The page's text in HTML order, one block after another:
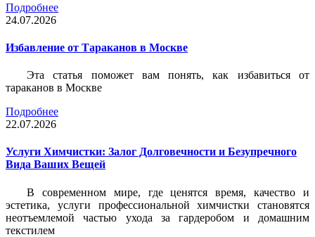
Подробнее
24.07.2026
Избавление от Тараканов в Москве
Эта статья поможет вам понять, как избавиться от
тараканов в Москве
Подробнее
22.07.2026
Услуги Химчистки: Залог Долговечности и Безупречного
Вида Ваших Вещей
В современном мире, где ценятся время, качество и
эстетика, услуги профессиональной химчистки становятся
неотъемлемой частью ухода за гардеробом и домашним
текстилем